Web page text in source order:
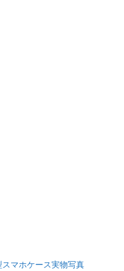
マホケース実物写真